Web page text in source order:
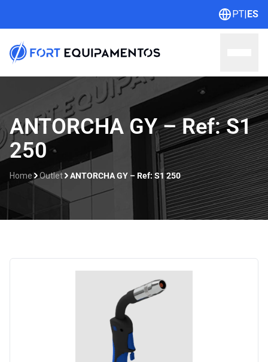
PT|ES
Home
Sobre nosotros
Líneas
Contacto
Blog
ANTORCHA GY – Ref: S1
250
Home Outlet ANTORCHA GY – Ref: S1 250